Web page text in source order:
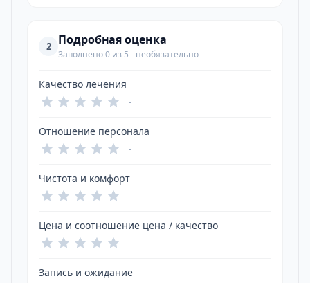
2 Подробная оценка
Заполнено 0 из 5 - необязательно
Качество лечения
-
Отношение персонала
-
Чистота и комфорт
-
Цена и соотношение цена / качество
-
Запись и ожидание